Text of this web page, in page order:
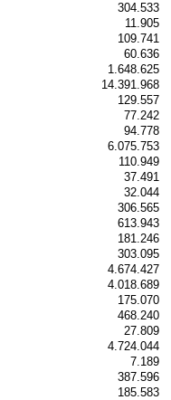
304.533
11.905
109.741
60.636
1.648.625
14.391.968
129.557
77.242
94.778
6.075.753
110.949
37.491
32.044
306.565
613.943
181.246
303.095
4.674.427
4.018.689
175.070
468.240
27.809
4.724.044
7.189
387.596
185.583